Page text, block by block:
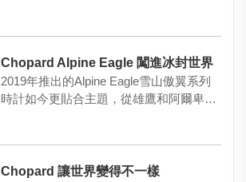
Chopard Alpine Eagle 闖進冰封世界
2019年推出的Alpine Eagle雪山傲翼系列
時計如今更貼合主題，從雄鷹和阿爾卑斯
Chopard 讓世界變得不一樣